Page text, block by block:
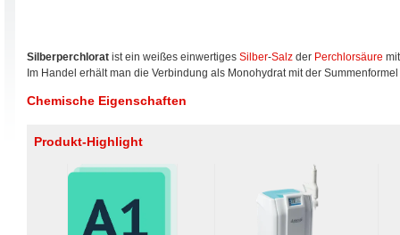
Silberperchlorat ist ein weißes einwertiges Silber-Salz der Perchlorsäure
Im Handel erhält man die Verbindung als Monohydrat mit der Summenformel
Chemische Eigenschaften
Produkt-Highlight